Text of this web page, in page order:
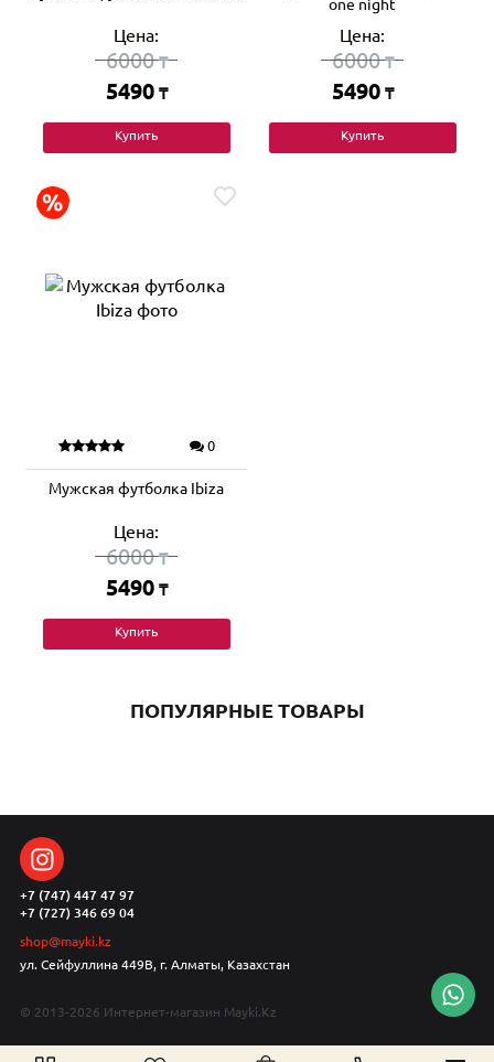
Цена:
6000₸
5490 ₸
Купить
one night
Цена:
6000₸
5490 ₸
Купить
0
Мужская футболка Ibiza
Цена:
6000₸
5490 ₸
Купить
ПОПУЛЯРНЫЕ ТОВАРЫ
+7 (747) 447 47 97
+7 (727) 346 69 04
shop@mayki.kz
ул. Сейфуллина 449В, г. Алматы, Казахстан
© 2013-2026 Интернет-магазин Mayki.Kz